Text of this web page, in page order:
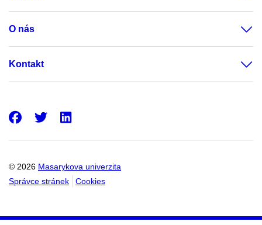
O nás
Kontakt
© 2026 Masarykova univerzita
Správce stránek
Cookies
Facebook
Twitter